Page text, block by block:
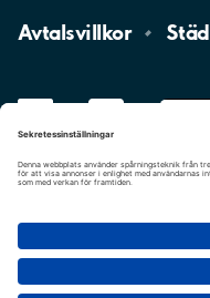
Avtalsvillkor